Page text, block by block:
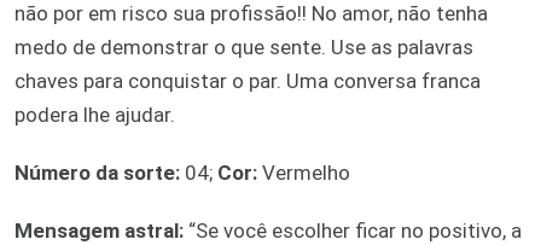
não por em risco sua profissão!! No amor, não tenha
medo de demonstrar o que sente. Use as palavras
chaves para conquistar o par. Uma conversa franca
podera lhe ajudar.
Número da sorte: 04; Cor: Vermelho
Mensagem astral: “Se você escolher ficar no positivo, a